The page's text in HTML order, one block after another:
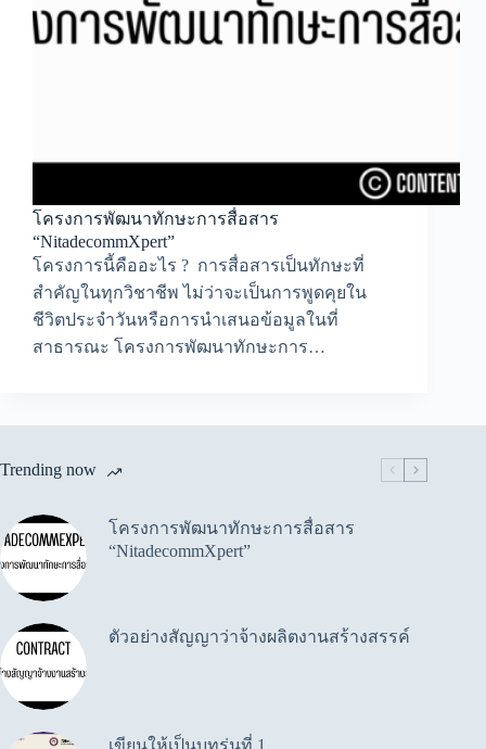
โครงการพัฒนาทักษะการสื่อสาร
“NitadecommXpert”
โครงการนี้คืออะไร ? การสื่อสารเป็นทักษะที่
สำคัญในทุกวิชาชีพ ไม่ว่าจะเป็นการพูดคุยใน
ชีวิตประจำวันหรือการนำเสนอข้อมูลในที่
สาธารณะ โครงการพัฒนาทักษะการ…
Trending now
โครงการพัฒนาทักษะการสื่อสาร
“NitadecommXpert”
ตัวอย่างสัญญาว่าจ้างผลิตงานสร้างสรรค์
เขียนให้เป็นบทรุ่นที่ 1